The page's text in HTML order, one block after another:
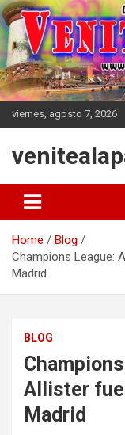
Skip
to
content
viernes, agosto 7, 2026
Home
Blog
Champions League:
Madrid
BLOG
Allister fue
Madrid